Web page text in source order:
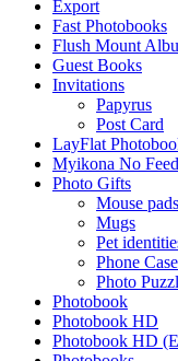
Export
Fast Photobooks
Flush Mount
Guest Books
Invitations
Papyrus
Post Card
LayFlat
Myikona No Feed
Photo Gifts
Mouse pads
Mugs
Pet
Phone
Photo
Photobook
Photobook HD
Photobook HD